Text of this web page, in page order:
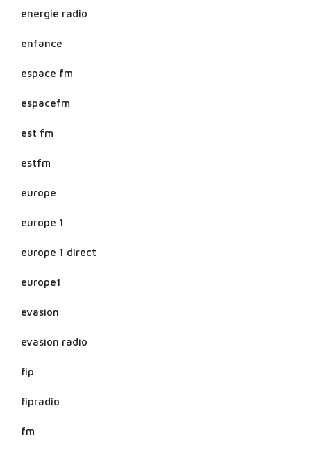
energie radio
enfance
espace fm
espacefm
est fm
estfm
europe
europe 1
europe 1 direct
europe1
évasion
evasion radio
fip
fipradio
fm